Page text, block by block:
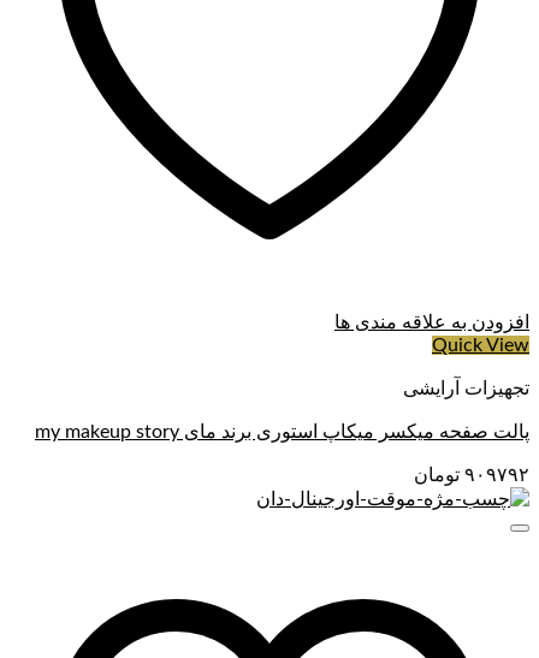
افزودن به علاقه مندی ها
Quick View
تجهیزات آرایشی
پالت صفحه میکسر میکاپ استوری برند مای my makeup story
۹۰۹۷۹۲ تومان